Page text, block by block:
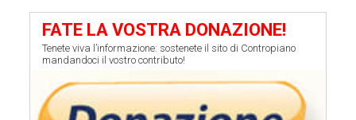
FATE LA VOSTRA DONAZIONE!
Tenete viva l’informazione: sostenete il sito di Contropiano
mandandoci il vostro contributo!